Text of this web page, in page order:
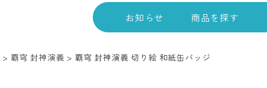
お知らせ 商品を探す
> 覇穹 封神演義 > 覇穹 封神演義 切り絵 和紙缶バッジ